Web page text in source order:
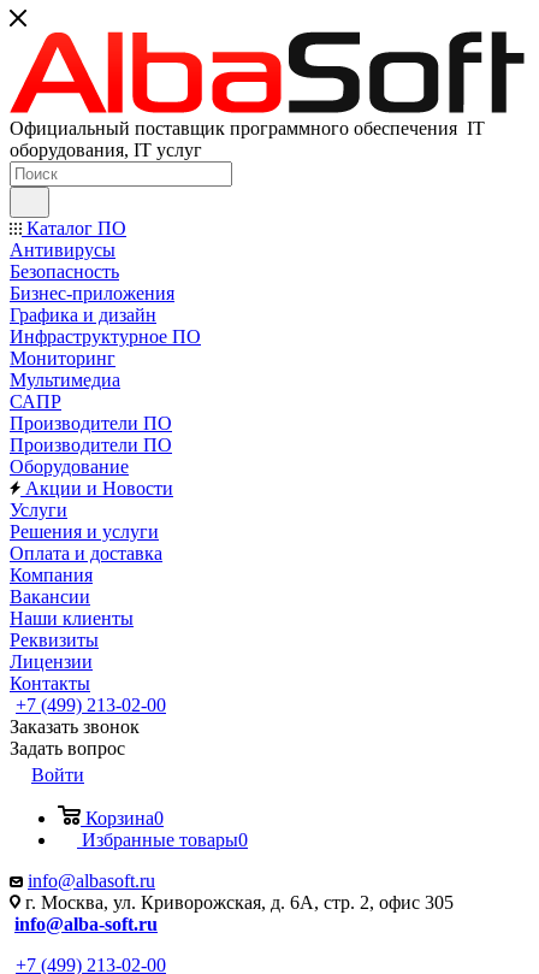
Официальный поставщик программного обеспечения IT
оборудования, IT услуг
Каталог ПО
Антивирусы
Безопасность
Бизнес-приложения
Графика и дизайн
Инфраструктурное ПО
Мониторинг
Мультимедиа
САПР
Производители ПО
Производители ПО
Оборудование
Акции и Новости
Услуги
Решения и услуги
Оплата и доставка
Компания
Вакансии
Наши клиенты
Реквизиты
Лицензии
Контакты
+7 (499) 213-02-00
Заказать звонок
Задать вопрос
Войти
Корзина0
Избранные товары0
info@albasoft.ru
г. Москва, ул. Криворожская, д. 6А, стр. 2, офис 305
info@alba-soft.ru
+7 (499) 213-02-00